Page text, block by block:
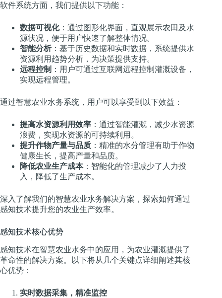
软件系统方面，我们提供以下功能：
数据可视化：通过图形化界面，直观展示农田及水
源状况，便于用户快速了解整体情况。
智能分析：基于历史数据和实时数据，系统提供水
资源利用趋势分析，为决策提供支持。
远程控制 ：用户可通过互联网远程控制灌溉设备，
实现远程管理。
通过智慧农业水务系统，用户可以享受到以下效益：
提高水资源利用效率 ：通过智能灌溉，减少水资源
浪费，实现水资源的可持续利用。
提升作物产量与品质 ：精准的水分管理有助于作物
健康生长，提高产量和品质。
降低农业生产成本：智能化的管理减少了人力投
入，降低了生产成本。
深入了解我们的智慧农业水务解决方案，探索如何通过
感知技术提升您的农业生产效率。
感知技术核心优势
感知技术在智慧农业水务中的应用，为农业灌溉提供了
革命性的解决方案。以下将从几个关键点详细阐述其核
心优势：
实时数据采集，精准监控